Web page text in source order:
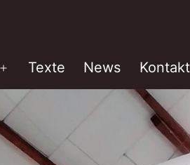
Menü
öffnen
Texte News Kontakt